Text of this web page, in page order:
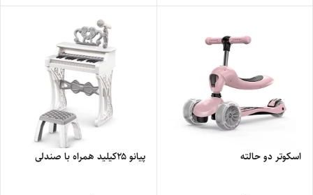
اسکوتر دو حالته پیانو ۲۵کیلید همراه با صندلی